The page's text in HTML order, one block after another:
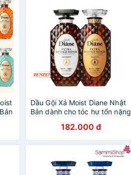
Dầu Gội Xả Moist Diane Nhật
Bản dành cho tóc hư tổn nặng
nhuộm 450ml / chai
182.000 đ